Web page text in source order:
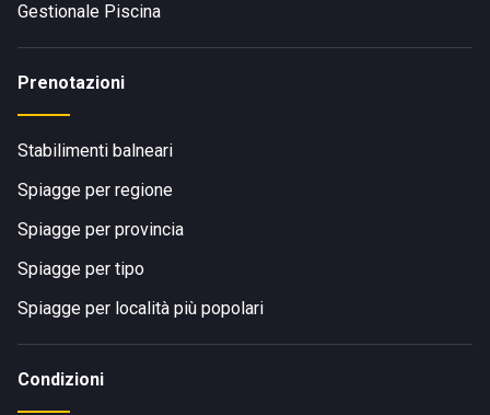
Gestionale Piscina
Prenotazioni
Stabilimenti balneari
Spiagge per regione
Spiagge per provincia
Spiagge per tipo
Spiagge per località più popolari
Condizioni